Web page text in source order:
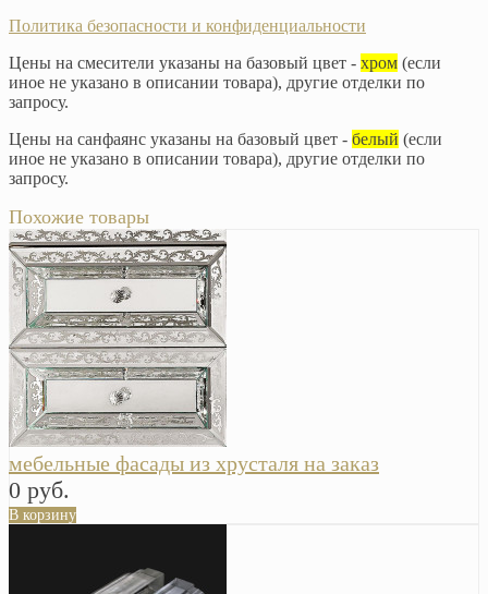
Политика безопасности и конфиденциальности
Цены на смесители указаны на базовый цвет - хром (если
иное не указано в описании товара), другие отделки по
запросу.
Цены на санфаянс указаны на базовый цвет - белый (если
иное не указано в описании товара), другие отделки по
запросу.
Похожие товары
мебельные фасады из хрусталя на заказ
0 руб.
В корзину